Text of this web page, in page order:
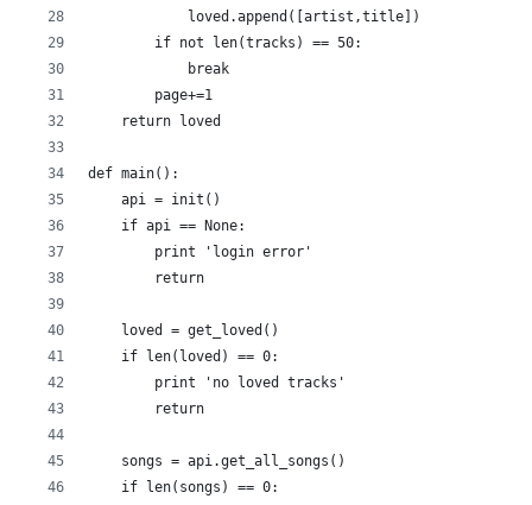
            loved.append([artist,title])
        if not len(tracks) == 50:
            break
        page+=1
    return loved
def main():
    api = init()
    if api == None:
        print 'login error'
        return
    loved = get_loved()
    if len(loved) == 0:
        print 'no loved tracks'
        return
    songs = api.get_all_songs()
    if len(songs) == 0: